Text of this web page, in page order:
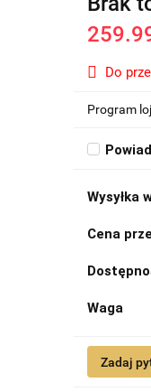
Do
Program
Wysyłka
Cena
Waga
Zadaj